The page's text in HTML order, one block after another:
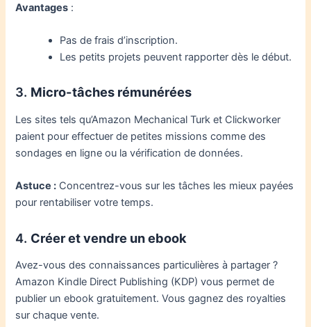
Avantages :
Pas de frais d’inscription.
Les petits projets peuvent rapporter dès le début.
3. Micro-tâches rémunérées
Les sites tels qu’Amazon Mechanical Turk et Clickworker
paient pour effectuer de petites missions comme des
sondages en ligne ou la vérification de données.
Astuce : Concentrez-vous sur les tâches les mieux payées
pour rentabiliser votre temps.
4. Créer et vendre un ebook
Avez-vous des connaissances particulières à partager ?
Amazon Kindle Direct Publishing (KDP) vous permet de
publier un ebook gratuitement. Vous gagnez des royalties
sur chaque vente.